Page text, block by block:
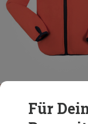
Du sparst 59%
Für